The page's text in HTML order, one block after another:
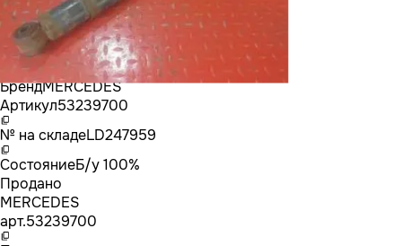
БрендMERCEDES
Артикул53239700
№ на складеLD247959
СостояниеБ/у 100%
Продано
MERCEDES
арт.53239700